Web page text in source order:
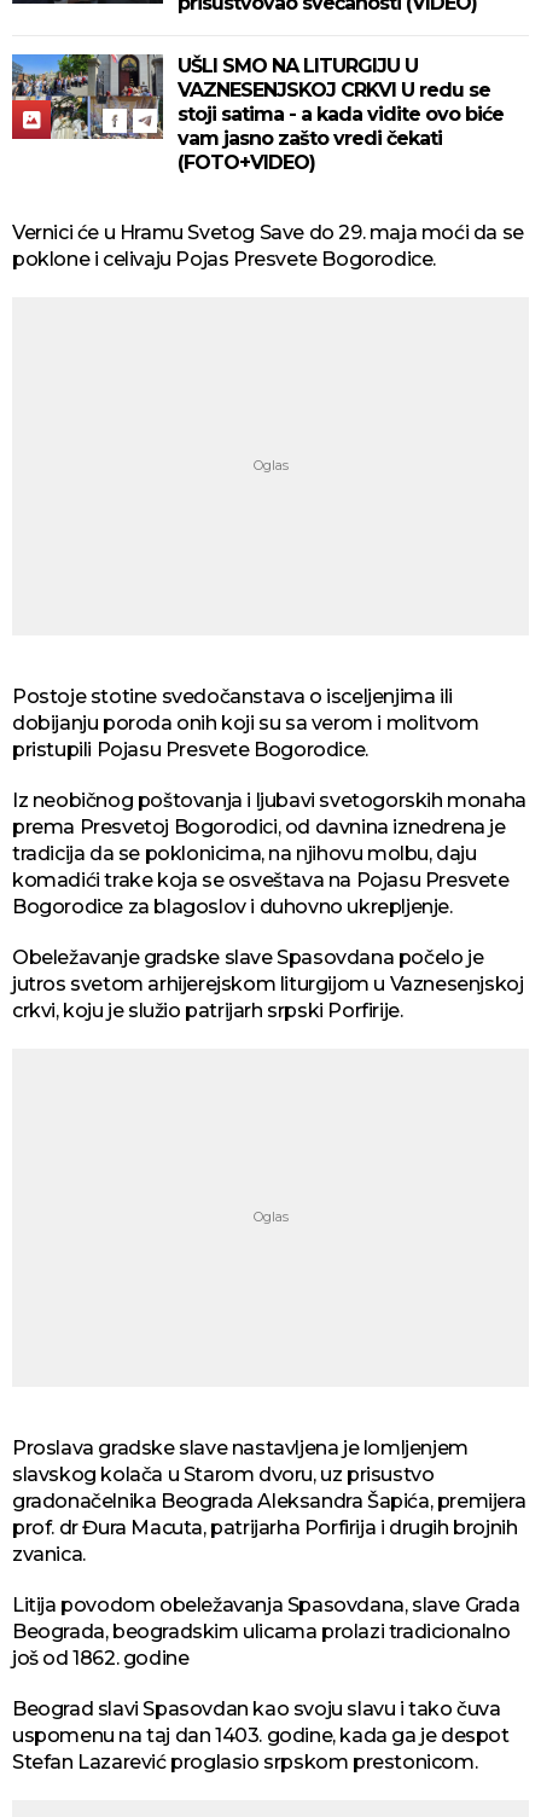
UŠLI SMO NA LITURGIJU U
VAZNESENJSKOJ CRKVI U redu se
stoji satima - a kada vidite ovo biće
vam jasno zašto vredi čekati
(FOTO+VIDEO)
Vernici će u Hramu Svetog Save do 29. maja moći da se
poklone i celivaju Pojas Presvete Bogorodice.
Postoje stotine svedočanstava o isceljenjima ili
dobijanju poroda onih koji su sa verom i molitvom
pristupili Pojasu Presvete Bogorodice.
Iz neobičnog poštovanja i ljubavi svetogorskih monaha
prema Presvetoj Bogorodici, od davnina iznedrena je
tradicija da se poklonicima, na njihovu molbu, daju
komadići trake koja se osveštava na Pojasu Presvete
Bogorodice za blagoslov i duhovno ukrepljenje.
Obeležavanje gradske slave Spasovdana počelo je
jutros svetom arhijerejskom liturgijom u Vaznesenjskoj
crkvi, koju je služio patrijarh srpski Porfirije.
Proslava gradske slave nastavljena je lomljenjem
slavskog kolača u Starom dvoru, uz prisustvo
gradonačelnika Beograda Aleksandra Šapića, premijera
prof. dr Đura Macuta, patrijarha Porfirija i drugih brojnih
zvanica.
Litija povodom obeležavanja Spasovdana, slave Grada
Beograda, beogradskim ulicama prolazi tradicionalno
još od 1862. godine
Beograd slavi Spasovdan kao svoju slavu i tako čuva
uspomenu na taj dan 1403. godine, kada ga je despot
Stefan Lazarević proglasio srpskom prestonicom.